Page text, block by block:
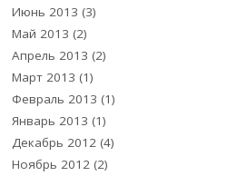
Июнь 2013 (3)
Май 2013 (2)
Апрель 2013 (2)
Март 2013 (1)
Февраль 2013 (1)
Январь 2013 (1)
Декабрь 2012 (4)
Ноябрь 2012 (2)